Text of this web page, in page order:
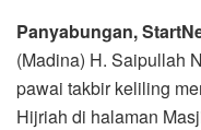
Panyabungan,
(Madina) H. Saipullah
pawai takbir keliling
Hijriah di halaman